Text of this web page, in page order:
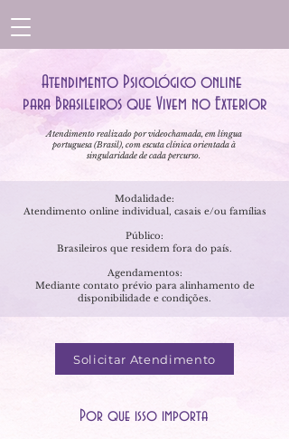
Atendimento Psicológico online
para Brasileiros que Vivem no Exterior
Atendimento realizado por videochamada, em língua
portuguesa (Brasil), com escuta clínica orientada à
singularidade de cada percurso.
Modalidade:
Atendimento online individual, casais e/ou famílias
Público:
Brasileiros que residem fora do país.
Agendamentos:
Mediante contato prévio para alinhamento de
disponibilidade e condições.
Solicitar Atendimento
Por que isso importa